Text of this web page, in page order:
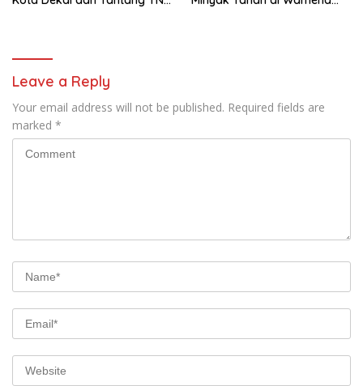
Leave a Reply
Your email address will not be published. Required fields are
marked *